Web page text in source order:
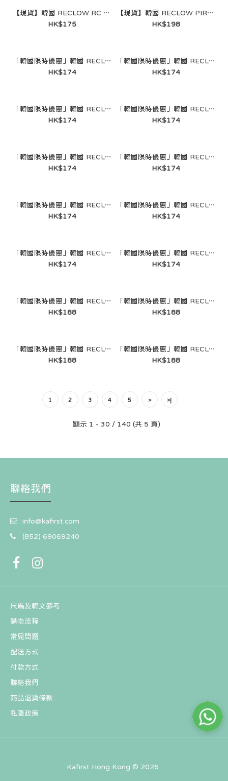
【現貨】韓國 RECLOW WIRWIR SUNGLASS 灰色/GRAY
【現貨】韓國 RECLOW WIRWIR SUNGLASS
【現貨】韓國 RECLOW RC LaHee SUNGLASS 米色/BEIGE
HK$175
【現貨】韓國 RECLOW PIRPIR SUNGLASS 黑色/BLACK
HK$198
「韓國限時優惠」韓國 RECLOW - MAYE SUNGLASS COCOA
HK$174
「韓國限時優惠」韓國 RECLOW - MAYE SUNGLASS GRAY
HK$174
「韓國限時優惠」韓國 RECLOW - MAYE SUNGLASS BLACK
HK$174
「韓國限時優惠」韓國 RECLOW - MAYE SUNGLASS BUTTER
HK$174
「韓國限時優惠」韓國 RECLOW - DUYE SUNGLASS PEACH
HK$174
「韓國限時優惠」韓國 RECLOW - DUYE SUNGLASS COCOA
HK$174
「韓國限時優惠」韓國 RECLOW -DUYE SUNGLASS BLACK
HK$174
「韓國限時優惠」韓國 RECLOW DUYE SUNGLASS GRAY
HK$174
「韓國限時優惠」韓國 RECLOW - MAYE SUNGLASS PEACH
HK$174
「韓國限時優惠」韓國 RECLOW - DUYE SUNGLASS BUTTER
HK$174
「韓國限時優惠」韓國 RECLOW - SHELL SUNGLASS GREEN
HK$188
「韓國限時優惠」韓國 RECLOW - SHELL SUNGLASS BROWN
HK$188
「韓國限時優惠」韓國 RECLOW - SHELL SUNGLASS BLACK
HK$188
「韓國限時優惠」韓國 RECLOW - ROCHE SUNGLASS PINK
HK$188
1 2 3 4 5 > >|
顯示 1 - 30 / 140 (共 5 頁)
聯絡我們
info@kafirst.com
(852) 69069240
尺碼及韓文參考
購物流程
常見問題
配送方式
付款方式
聯絡我們
商品退貨條款
私隱政策
Kafirst Hong Kong © 2026